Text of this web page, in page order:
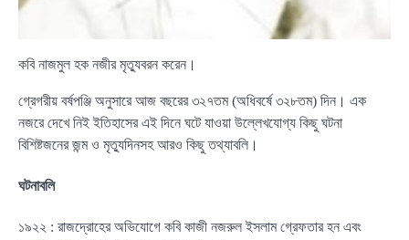
কবি নাজমুল হক নজীর মৃত্যুবরন করেন।
গ্রেগরীয় বর্ষপঞ্জি অনুসারে আজ বছরের ৩২৭তম (অধিবর্ষে ৩২৮তম) দিন। এক
নজরে দেখে নিই ইতিহাসের এই দিনে ঘটে যাওয়া উল্লেখযোগ্য কিছু ঘটনা
বিশিষ্টজনের জন্ম ও মৃত্যুদিনসহ আরও কিছু তথ্যাবলি।
ঘটনাবলি
১৯২২ : রাজদ্রোহের অভিযোগে কবি কাজী নজরুল ইসলাম গ্রেফতার হন এবং